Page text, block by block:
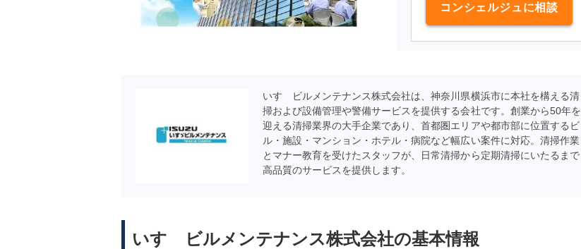
コンシェルジュに相談
いすゞビルメンテナンス株式会社は、神奈川県横浜市に本社を構える清
掃および設備管理や警備サービスを提供する会社です。創業から50年を
迎える清掃業界の大手企業であり、首都圏エリアや都市部に位置するビ
ル・施設・マンション・ホテル・病院など幅広い案件に対応。清掃作業
とマナー教育を受けたスタッフが、日常清掃から定期清掃にいたるまで
高品質のサービスを提供します。
いすゞビルメンテナンス株式会社の基本情報